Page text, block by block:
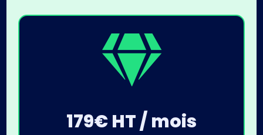

179€ HT / mois